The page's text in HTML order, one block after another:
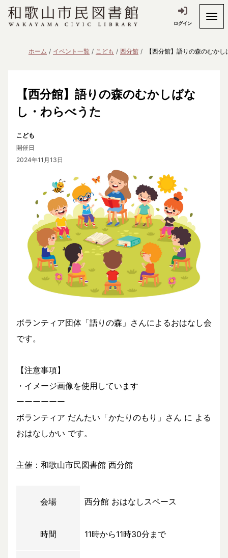
ログイン
ホーム イベント一覧 こども 西分館 【西分館】語りの森のむか
【西分館】語りの森のむかしばな
し・わらべうた
こども
開催日
2024年11月13日
ボランティア団体「語りの森」さんによるおはなし会
です。
【注意事項】
・イメージ画像を使用しています
ーーーーーー
ボランティア だんたい「かたりのもり」さん に よる
おはなしかい です。
主催：和歌山市民図書館 西分館
会場 西分館 おはなしスペース
時間 11時から11時30分まで